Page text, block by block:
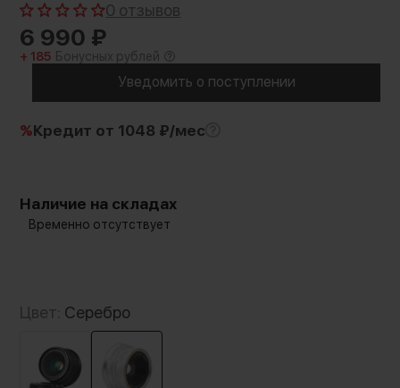
0 отзывов
6 990 ₽
+ 185 Бонусных рублей
Уведомить о поступлении
%Кредит от 1048 ₽/мес
Наличие на складах
Временно отсутствует
Цвет: Серебро